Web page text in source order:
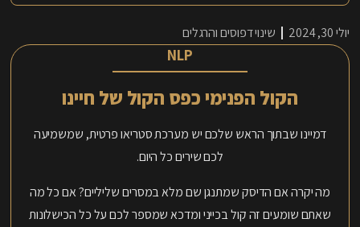
יולי 30, 2024 שינוי דפוסים והרגלים
NLP
הקול הפנימי כפס הקול של חיינו
דמיינו שבתוך הראש שלכם יש מערכת סטריאו פרטית, שמשמיעה
לכם שירים כל היום.
מה יקרה אם הדיסק שמתנגן שם מלא במסרים שליליים? אם כל מה
שאתם שומעים זה קול בכייני ומדכא שמספר לכם על כל הכישלונות